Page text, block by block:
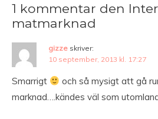
1 kommentar den
matmarknad
gizze skriver:
10 september, 2013 kl. 17:27
Smarrigt
och så mysigt att gå
marknad….kändes väl som